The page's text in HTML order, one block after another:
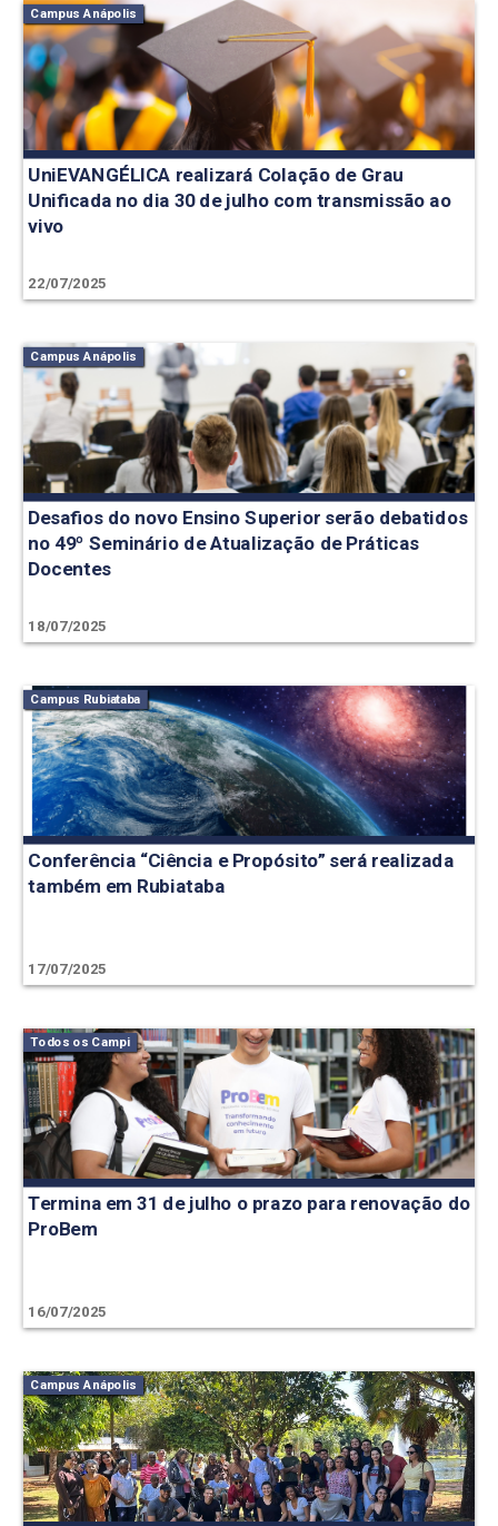
Campus Anápolis
UniEVANGÉLICA realizará Colação de Grau
Unificada no dia 30 de julho com transmissão ao
vivo
22/07/2025
Campus Anápolis
Desafios do novo Ensino Superior serão debatidos
no 49º Seminário de Atualização de Práticas
Docentes
18/07/2025
Campus Rubiataba
Conferência “Ciência e Propósito” será realizada
também em Rubiataba
17/07/2025
Todos os Campi
Termina em 31 de julho o prazo para renovação do
ProBem
16/07/2025
Campus Anápolis